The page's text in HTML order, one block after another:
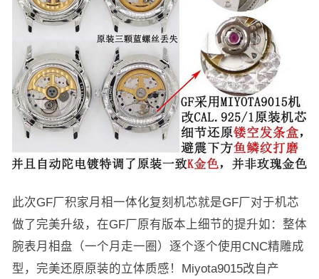
此次GF厂积家月相一体化复刻机芯就是GF厂对于机芯
做了完美升级，在GF厂原有版本上细节的提升如：整体
腕表月相盘（一个月走一圈）逐个逐个使用CNC精雕成
型，完美还原原装的立体质感！Miyota9015改自产